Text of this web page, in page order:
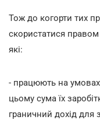
Тож до когорти тих
скористатися
які:
- працюють на умовах
цьому сума їх
граничний дохід для